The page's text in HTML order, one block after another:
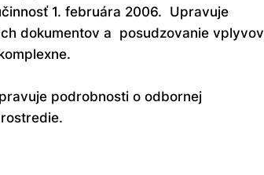
1. februára 2006. Upravuje
dokumentov a posudzovanie vplyvov
podrobnosti o odbornej